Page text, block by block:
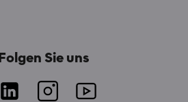
Folgen Sie uns